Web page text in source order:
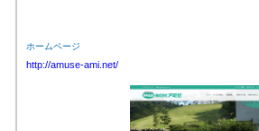
ホームページ
http://amuse-ami.net/